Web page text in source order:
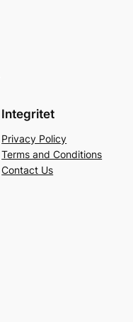
Integritet
Privacy Policy
Terms and Conditions
Contact Us